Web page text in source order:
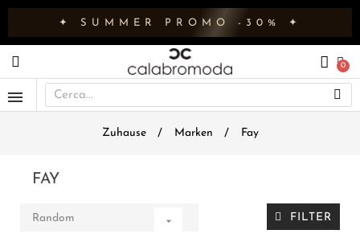
✦ SUMMER PROMO -30% ✦
Zuhause Marken Fay
FAY
Random  FILTER